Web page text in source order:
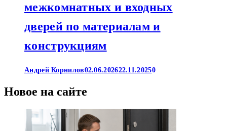
межкомнатных и входных
дверей по материалам и
конструкциям
Андрей Корнилов02.06.202622.11.20250
Новое на сайте